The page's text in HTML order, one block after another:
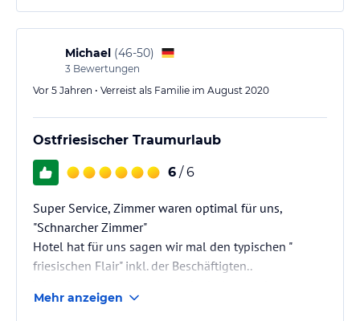
Michael (46-50)
3 Bewertungen
Vor 5 Jahren • Verreist als Familie im August 2020
Ostfriesischer Traumurlaub
6 / 6
Super Service, Zimmer waren optimal für uns,
"Schnarcher Zimmer"
Hotel hat für uns sagen wir mal den typischen "
friesischen Flair" inkl. der Beschäftigten..
Mehr anzeigen